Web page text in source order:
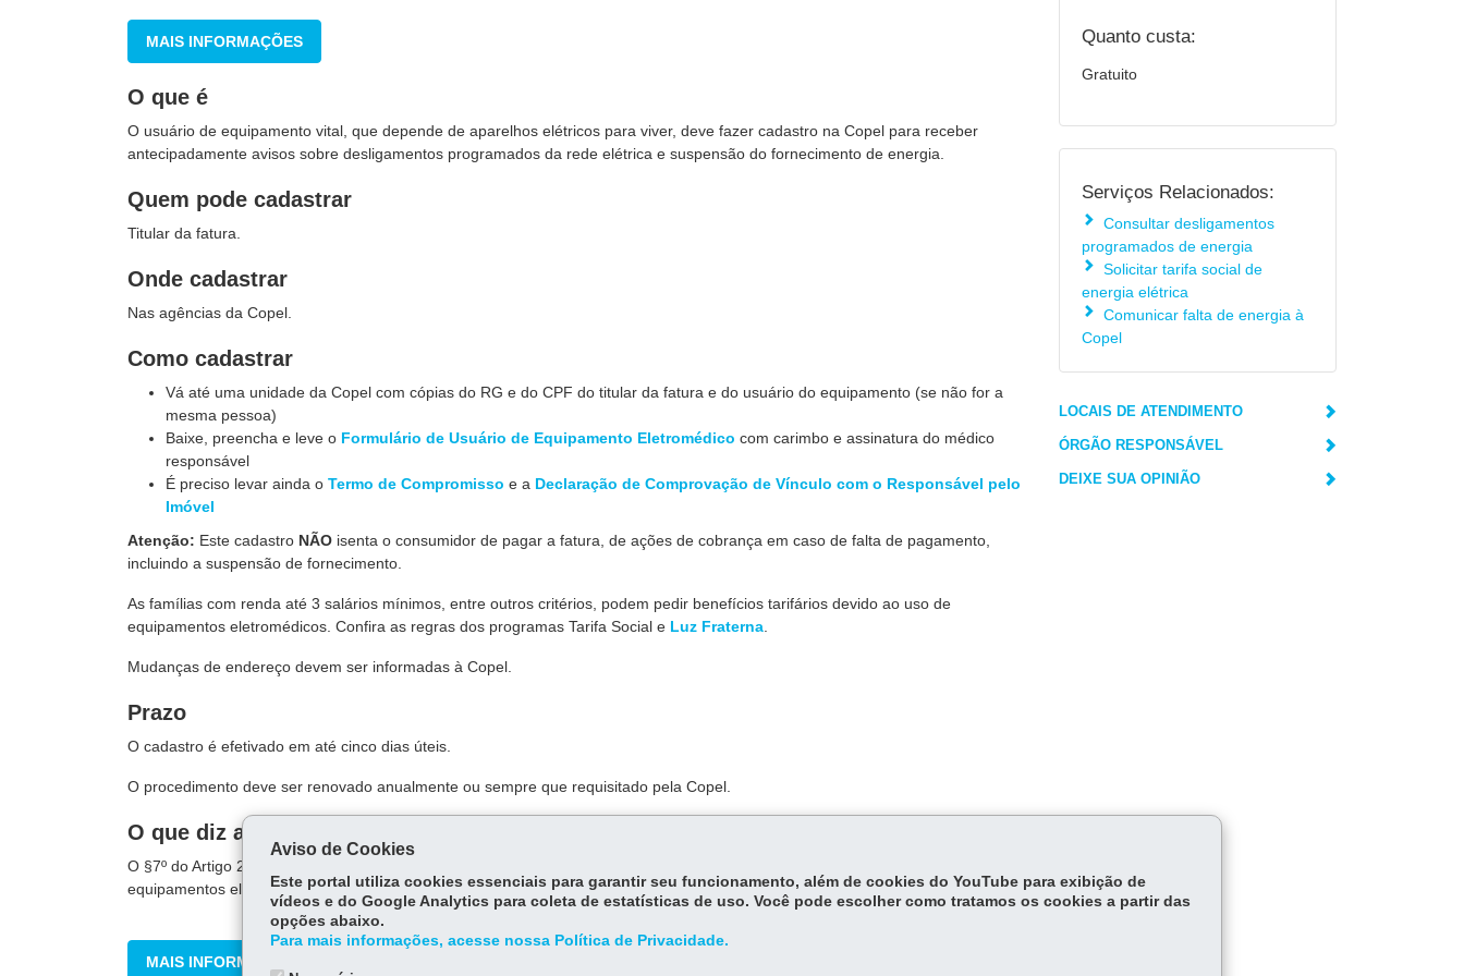
MAIS INFORMAÇÕES
O que é
O usuário de equipamento vital, que depende de aparelhos elétricos para viver, deve fazer cadastro na Copel para receber
antecipadamente avisos sobre desligamentos programados da rede elétrica e suspensão do fornecimento de energia.
Quem pode cadastrar
Titular da fatura.
Onde cadastrar
Nas agências da Copel.
Como cadastrar
Vá até uma unidade da Copel com cópias do RG e do CPF do titular da fatura e do usuário do equipamento (se não for a
mesma pessoa)
Baixe, preencha e leve o Formulário de Usuário de Equipamento Eletromédico com carimbo e assinatura do médico
responsável
É preciso levar ainda o Termo de Compromisso e a Declaração de Comprovação de Vínculo com o Responsável pelo
Imóvel
Atenção: Este cadastro NÃO isenta o consumidor de pagar a fatura, de ações de cobrança em caso de falta de pagamento,
incluindo a suspensão de fornecimento.
As famílias com renda até 3 salários mínimos, entre outros critérios, podem pedir benefícios tarifários devido ao uso de
equipamentos eletromédicos. Confira as regras dos programas Tarifa Social e Luz Fraterna
Mudanças de endereço devem ser informadas à Copel.
Prazo
O cadastro é efetivado em até cinco dias úteis.
O procedimento deve ser renovado anualmente ou sempre que requisitado pela Copel.
O que diz a lei
O §7º do Artigo 27 da
equipamentos elétricos essenciais à sobrevivência humana.
MAIS INFORMAÇÕES
Quanto custa:
Gratuito
Serviços Relacionados:
Consultar desligamentos
programados de energia
Solicitar tarifa social de
energia elétrica
Comunicar falta de energia à
Copel
LOCAIS DE ATENDIMENTO
ÓRGÃO RESPONSÁVEL
DEIXE SUA OPINIÃO
Aviso de Cookies
Este portal utiliza cookies essenciais para garantir seu funcionamento, além de cookies do YouTube para exibição de
vídeos e do Google Analytics para coleta de estatísticas de uso. Você pode escolher como tratamos os cookies a partir das
opções abaixo.
Para mais informações, acesse nossa Política de Privacidade.